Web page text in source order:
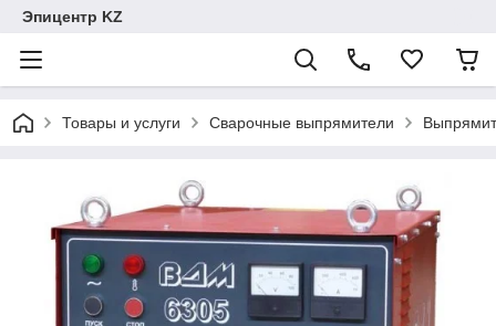
Эпицентр KZ
Товары и услуги Сварочные выпрямители